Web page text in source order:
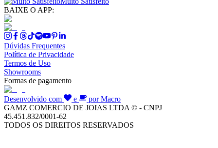
BAIXE O APP:
Dúvidas Frequentes
Política de Privacidade
Termos de Uso
Showrooms
Formas de pagamento
Desenvolvido com e
por Macro
GAMZ COMERCIO DE JOIAS LTDA © - CNPJ
45.451.832/0001-62
TODOS OS DIREITOS RESERVADOS